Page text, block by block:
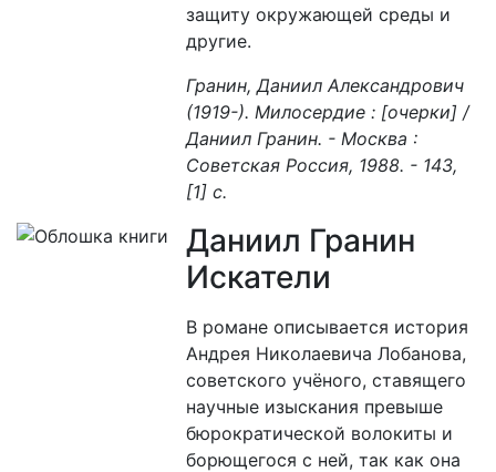
защиту окружающей среды и
другие.
Гранин, Даниил Александрович
(1919-). Милосердие : [очерки] /
Даниил Гранин. - Москва :
Советская Россия, 1988. - 143,
[1] с.
Даниил Гранин
Искатели
В романе описывается история
Андрея Николаевича Лобанова,
советского учёного, ставящего
научные изыскания превыше
бюрократической волокиты и
борющегося с ней, так как она